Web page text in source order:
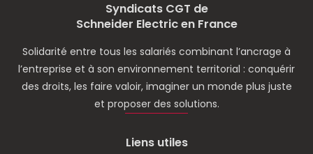
Syndicats CGT de
Schneider Electric en France
Solidarité entre tous les salariés combinant l’ancrage à
l’entreprise et à son environnement territorial : conquérir
des droits, les faire valoir, imaginer un monde plus juste
et proposer des solutions.
Liens utiles